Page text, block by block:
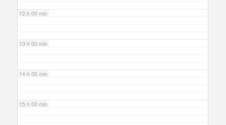
12 h 00 min
13 h 00 min
14 h 00 min
15 h 00 min